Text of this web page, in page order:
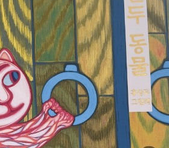
.그 곳은 열두동물이 사는 집으로 고양이
.자축인묘진사오미신유술해에 해당하는
들이 가진 강점을 이야기하며, 동물들의
문에 "글세? 좀 생각해 볼게"라고 이야
을 할 수 없는 질문들에 고양이는 점점
만났을 때, 고양이는 질문을 하는 이유가
한다.이어지는 질문들 중 원숭이의 질
게 된다.다른 동물들과의 만남에도 원숭
자신에 대해 찾아가는 고양이열두 동물
이는 그때 생각한다.열두 동물들돠 잘하
는 것이 많이 있다는 것을.마지막장에